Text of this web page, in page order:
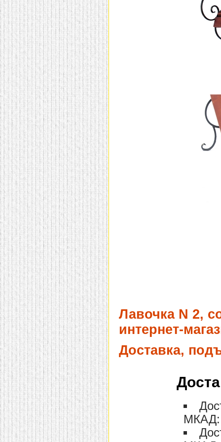
домашнем использовании.
Эта мебель имеет
некоторые преимущества
перед той же стенкой для
гостиной, к примеру,
поскольку она более
легкая и не загромождает
пространство. В спальне
этот предмет можно
поставить у изголовья
кровати, чтобы заполнить
пустующее там
место. Также стеллажи
очень часто используют в
качестве разграничителей
комнаты, например, на
рабочую зону и
пространство для отдыха.
Особенно это актуально
для однокомнатных
квартир.
Лавочка N 2,
интернет-
Доставка,
МКАД: